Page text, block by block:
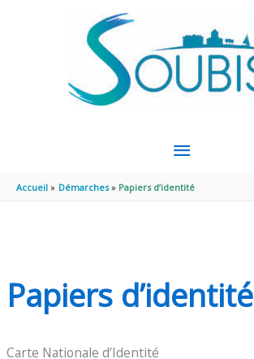
MENU
PRINCIPAL
Accueil Démarches Papiers d’identité
Papiers d’identité
Carte Nationale d’Identité